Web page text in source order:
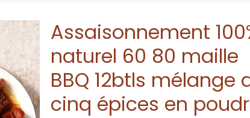
Assaisonnement
naturel 60 80 maille
BBQ 12btls mélange
cinq épices en